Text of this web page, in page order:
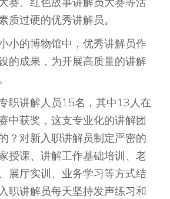
质过硬的优秀讲解员。
小的博物馆中，优秀讲解员作
的成果，为开展高质量的讲解
职讲解人员15名，其中13人在
中获奖，这支专业化的讲解团
？对新入职讲解员制定严密的
授课、讲解工作基础培训、老
展厅实训、业务学习等方式结
职讲解员每天坚持发声练习和